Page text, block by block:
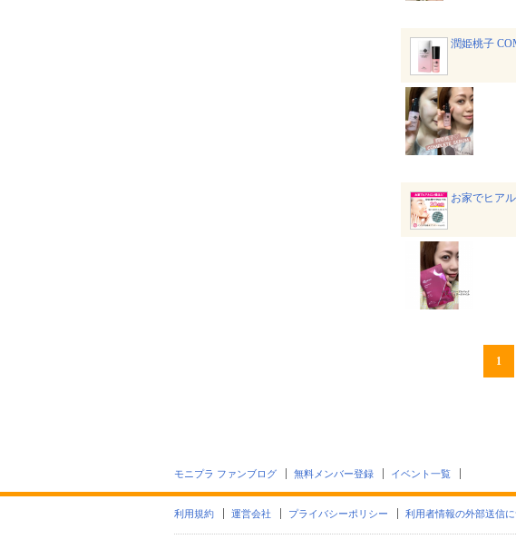
潤姫桃子
お家でヒア
1
モニプラ ファンブログ 無料メンバー登録 イベント一覧
利用規約 運営会社 プライバシーポリシー 利用者情報の外部送信